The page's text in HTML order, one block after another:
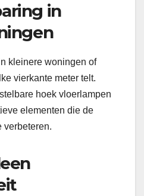
in
kleinere woningen of
vierkante meter telt.
hoek vloerlampen
elementen die de
verbeteren.